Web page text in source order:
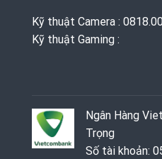
Kỹ thuật Camera :
Kỹ thuật Gaming ‭: ‬
Ngân Hàng
Trọng
Số tài khoản: